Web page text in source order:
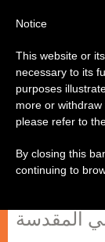
المقدسة
الى "
المقدسة
Notice
This website or
necessary to its
purposes
more or
please refer to
By closing this
continuing to